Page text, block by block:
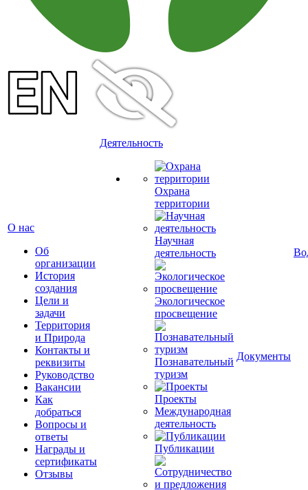
О нас
Об
организации
История
создания
Цели и
задачи
Территория
и Природа
Контакты и
реквизиты
Руководство
Вакансии
Как
добраться
Вопросы и
ответы
Награды и
сертификаты
Отзывы
Деятельность
Охрана
территории
Научная
деятельность
Экологическое
просвещение
Познавательный
туризм
Проекты
Международная
деятельность
Публикации
Документы